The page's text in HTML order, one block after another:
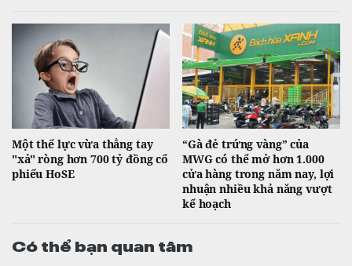
Một thế lực vừa thẳng tay
"xả" ròng hơn 700 tỷ đồng cổ
phiếu HoSE
“Gà đẻ trứng vàng” của
MWG có thể mở hơn 1.000
cửa hàng trong năm nay, lợi
nhuận nhiều khả năng vượt
kế hoạch
Có thể bạn quan tâm